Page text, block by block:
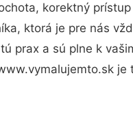
korektný
ktorá je pre nás
prax a sú plne k
je